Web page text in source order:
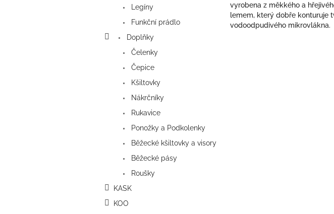
Legíny
Funkční prádlo
Doplňky
Čelenky
Čepice
Kšiltovky
Nákrčníky
Rukavice
Ponožky a Podkolenky
Běžecké kšiltovky a visory
Běžecké pásy
Roušky
KASK
KOO
vyrobena z měkkého a
lemem, který dobře konturuje
vodoodpudivého mikrovlákna.